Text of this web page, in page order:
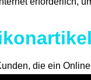
die ein